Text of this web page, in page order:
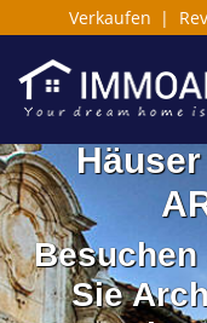
Verkaufen |
Besuchen
Sie